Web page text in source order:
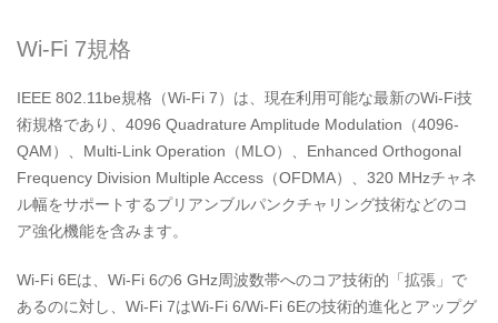
Wi-Fi 7規格
IEEE 802.11be規格（Wi-Fi 7）は、現在利用可能な最新のWi-Fi技
術規格であり、4096 Quadrature Amplitude Modulation（4096-
QAM）、Multi-Link Operation（MLO）、Enhanced Orthogonal
Frequency Division Multiple Access（OFDMA）、320 MHzチャネ
ル幅をサポートするプリアンブルパンクチャリング技術などのコ
ア強化機能を含みます。
Wi-Fi 6Eは、Wi-Fi 6の6 GHz周波数帯へのコア技術的「拡張」で
あるのに対し、Wi-Fi 7はWi-Fi 6/Wi-Fi 6Eの技術的進化とアップグ